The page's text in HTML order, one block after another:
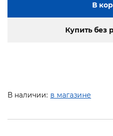
В
Купить без
В наличии: в магазине